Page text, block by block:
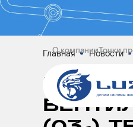
О компанииТочки
Главная Новости